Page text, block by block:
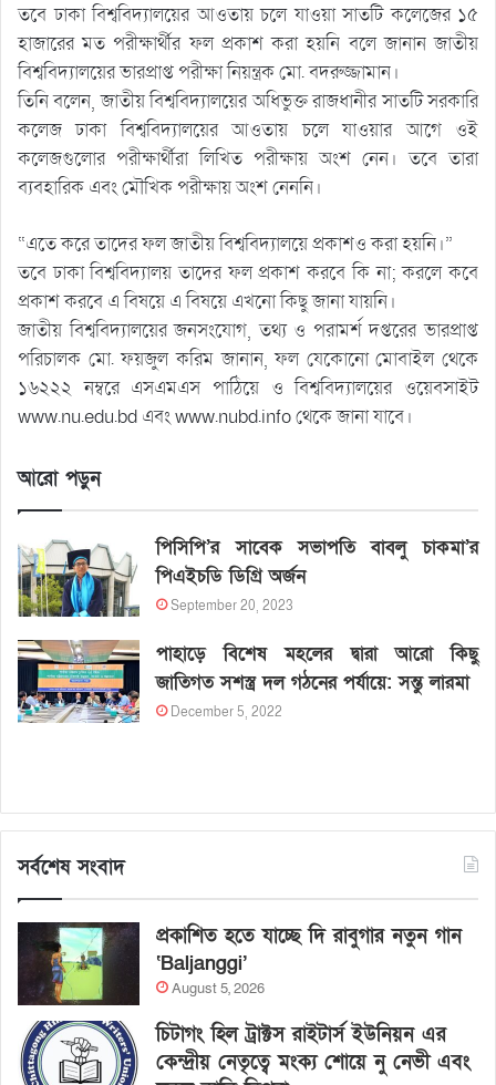
তবে ঢাকা বিশ্ববিদ্যালয়ের আওতায় চলে যাওয়া সাতটি কলেজের ১৫
হাজারের মত পরীক্ষার্থীর ফল প্রকাশ করা হয়নি বলে জানান জাতীয়
বিশ্ববিদ্যালয়ের ভারপ্রাপ্ত পরীক্ষা নিয়ন্ত্রক মো. বদরুজ্জামান।
তিনি বলেন, জাতীয় বিশ্ববিদ্যালয়ের অধিভুক্ত রাজধানীর সাতটি সরকারি
কলেজ ঢাকা বিশ্ববিদ্যালয়ের আওতায় চলে যাওয়ার আগে ওই
কলেজগুলোর পরীক্ষার্থীরা লিখিত পরীক্ষায় অংশ নেন। তবে তারা
ব্যবহারিক এবং মৌখিক পরীক্ষায় অংশ নেননি।
“এতে করে তাদের ফল জাতীয় বিশ্ববিদ্যালয়ে প্রকাশও করা হয়নি।”
তবে ঢাকা বিশ্ববিদ্যালয় তাদের ফল প্রকাশ করবে কি না; করলে কবে
প্রকাশ করবে এ বিষয়ে এ বিষয়ে এখনো কিছু জানা যায়নি।
জাতীয় বিশ্ববিদ্যালয়ের জনসংযোগ, তথ্য ও পরামর্শ দপ্তরের ভারপ্রাপ্ত
পরিচালক মো. ফয়জুল করিম জানান, ফল যেকোনো মোবাইল থেকে
১৬২২২ নম্বরে এসএমএস পাঠিয়ে ও বিশ্ববিদ্যালয়ের ওয়েবসাইট
www.nu.edu.bd এবং www.nubd.info থেকে জানা যাবে।
আরো পড়ুন
পিসিপি’র সাবেক সভাপতি বাবলু চাকমা’র
পিএইচডি ডিগ্রি অর্জন
September 20, 2023
পাহাড়ে বিশেষ মহলের দ্বারা আরো কিছু
জাতিগত সশস্ত্র দল গঠনের পর্যায়ে: সন্তু লারমা
December 5, 2022
সর্বশেষ সংবাদ
প্রকাশিত হতে যাচ্ছে দি রাবুগার নতুন গান
‘Baljanggi’
August 5, 2026
চিটাগং হিল ট্রাক্টস রাইটার্স ইউনিয়ন এর
কেন্দ্রীয় নেতৃত্বে মংক্য শোয়ে নু নেভী এবং